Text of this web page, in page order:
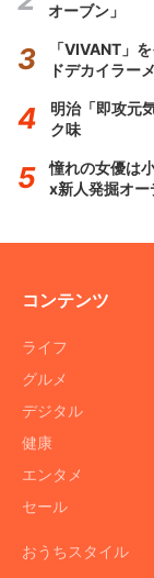
オーブン」
「VIVANT」
ドデカイラー
明治「即攻元
ク味
憧れの女優は
x新人発掘オ
コンテンツ
ライフ
グルメ
デジタル
健康
エンタメ
セール
おうちスタイル